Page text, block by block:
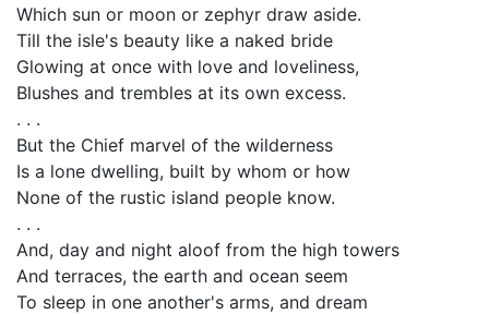
Which sun or moon or zephyr draw aside.
Till the isle's beauty like a naked bride
Glowing at once with love and loveliness,
Blushes and trembles at its own excess.
. . .
But the Chief marvel of the wilderness
Is a lone dwelling, built by whom or how
None of the rustic island people know.
. . .
And, day and night aloof from the high towers
And terraces, the earth and ocean seem
To sleep in one another's arms, and dream